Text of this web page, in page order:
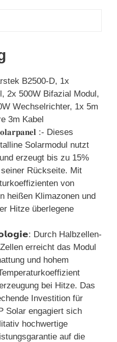
B2500-D, 1x
2x 500W Bifazial Modul,
Wechselrichter, 1x 5m
3m Kabel
:- Dieses
Solarmodul nutzt
erzeugt bis zu 15%
Rückseite. Mit
von
heißen Klimazonen und
Hitze überlegene
Durch Halbzellen-
erreicht das Modul
und hohem
bei Hitze. Das
Investition für
Solar engagiert sich
hochwertige
auf die